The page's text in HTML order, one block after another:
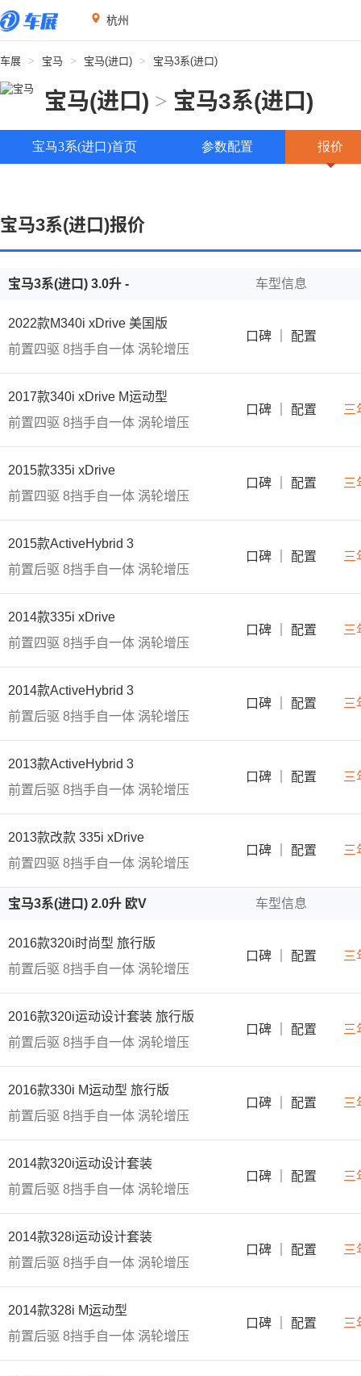
杭州
车展 > 宝马 > 宝马(进口) > 宝马3系(进口)
宝马(进口) > 宝马3系(进口)
宝马3系(进口)首页 参数配置 报价
宝马3系(进口)报价
宝马3系(进口) 3.0升 - 车型信息
2022款M340i xDrive 美国版
前置四驱 8挡手自一体 涡轮增压
口碑 配置
2017款340i xDrive M运动型
前置四驱 8挡手自一体 涡轮增压
口碑 配置 三
2015款335i xDrive
前置四驱 8挡手自一体 涡轮增压
口碑 配置 三
2015款ActiveHybrid 3
前置后驱 8挡手自一体 涡轮增压
口碑 配置 三
2014款335i xDrive
前置四驱 8挡手自一体 涡轮增压
口碑 配置 三
2014款ActiveHybrid 3
前置后驱 8挡手自一体 涡轮增压
口碑 配置 三
2013款ActiveHybrid 3
前置后驱 8挡手自一体 涡轮增压
口碑 配置 三
2013款改款 335i xDrive
前置四驱 8挡手自一体 涡轮增压
口碑 配置 三
宝马3系(进口) 2.0升 欧V 车型信息
2016款320i时尚型 旅行版
前置后驱 8挡手自一体 涡轮增压
口碑 配置 三
2016款320i运动设计套装 旅行版
前置后驱 8挡手自一体 涡轮增压
口碑 配置 三
2016款330i M运动型 旅行版
前置后驱 8挡手自一体 涡轮增压
口碑 配置 三
2014款320i运动设计套装
前置后驱 8挡手自一体 涡轮增压
口碑 配置 三
2014款328i运动设计套装
前置后驱 8挡手自一体 涡轮增压
口碑 配置 三
2014款328i M运动型
前置后驱 8挡手自一体 涡轮增压
口碑 配置 三